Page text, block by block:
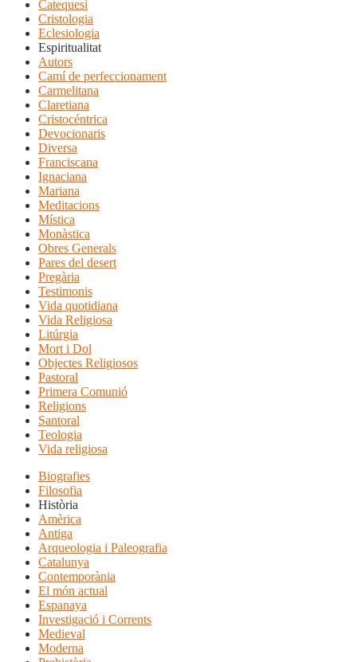
Catequesi
Cristologia
Eclesiologia
Espiritualitat
Autors
Camí de perfeccionament
Carmelitana
Claretiana
Cristocéntrica
Devocionaris
Diversa
Franciscana
Ignaciana
Mariana
Meditacions
Mística
Monàstica
Obres Generals
Pares del desert
Pregària
Testimonis
Vida quotidiana
Vida Religiosa
Litúrgia
Mort i Dol
Objectes Religiosos
Pastoral
Primera Comunió
Religions
Santoral
Teologia
Vida religiosa
Biografies
Filosofia
Història
Amèrica
Antiga
Arqueologia i Paleografia
Catalunya
Contemporània
El món actual
Espanaya
Investigació i Corrents
Medieval
Moderna